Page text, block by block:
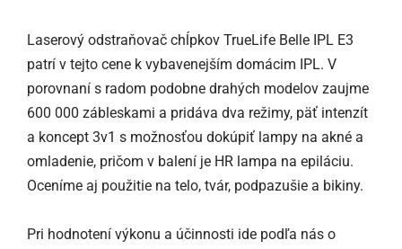
Laserový odstraňovač chĺpkov TrueLife Belle IPL E3
patrí v tejto cene k vybavenejším domácim IPL. V
porovnaní s radom podobne drahých modelov zaujme
600 000 zábleskami a pridáva dva režimy, päť intenzít
a koncept 3v1 s možnosťou dokúpiť lampy na akné a
omladenie, pričom v balení je HR lampa na epiláciu.
Oceníme aj použitie na telo, tvár, podpazušie a bikiny.
Pri hodnotení výkonu a účinnosti ide podľa nás o